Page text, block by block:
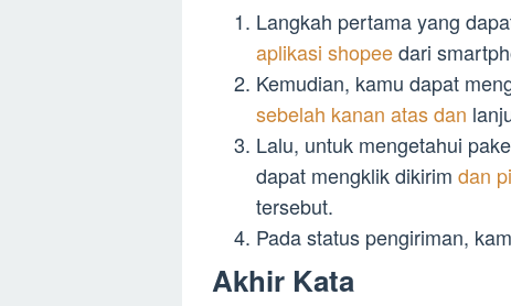
Langkah pertama yang
aplikasi shopeedari
Kemudian, kamu dapat
sebelah kanan atas dan
Lalu, untuk mengetahui
dapat mengklik dikirim dan
tersebut.
Pada status pengiriman,
Akhir Kata